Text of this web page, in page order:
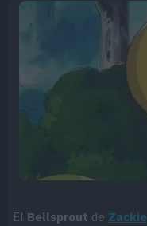
El Bellsprout de Zackie